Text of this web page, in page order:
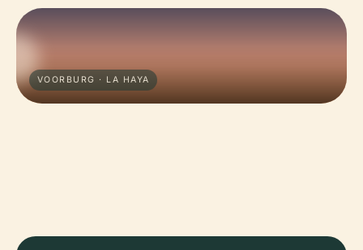
VOORBURG · LA HAYA